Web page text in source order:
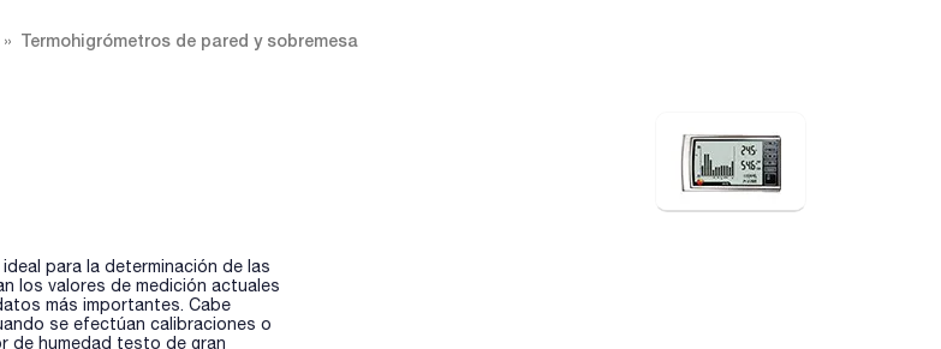
Termohigrómetros de pared y sobremesa
para la determinación de las
los valores de medición actuales
más importantes. Cabe
se efectúan calibraciones o
de humedad testo de gran